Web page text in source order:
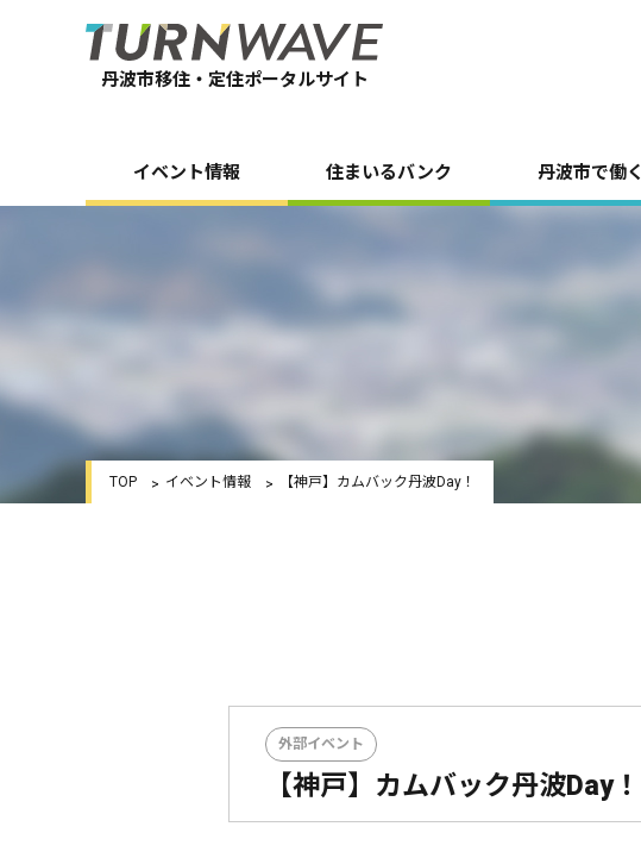
丹波市移住・定住ポータルサイト
イベント情報 住まいるバンク 丹波市で働く
TOP イベント情報 【神戸】カムバック丹波Day！
外部イベント
【神戸】カムバック丹波Day！